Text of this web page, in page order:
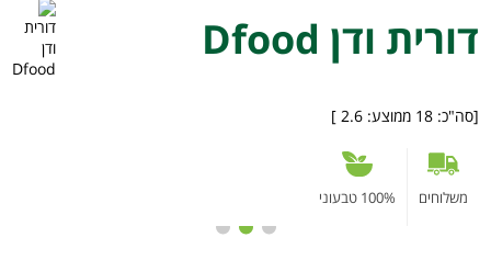
דורית ודן Dfood
[סה"כ: 18 ממוצע: 2.6
]
משלוחים 100% טבעוני